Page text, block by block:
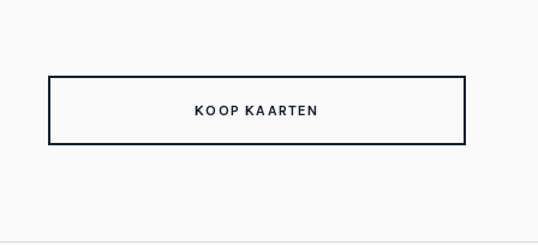
KOOP KAARTEN